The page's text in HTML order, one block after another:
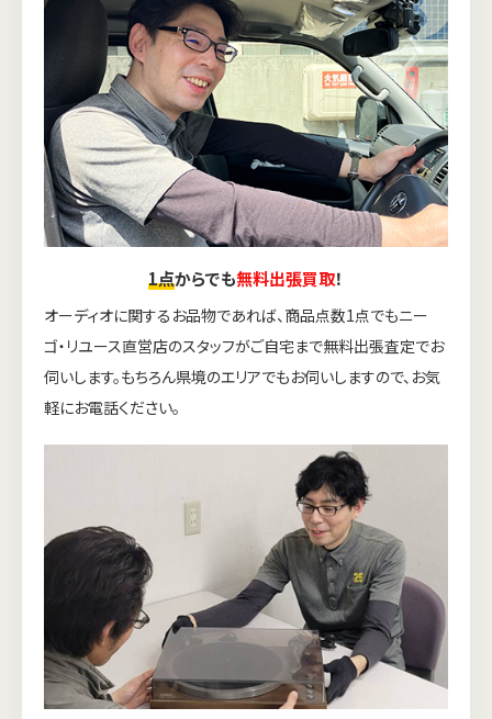
1点からでも無料出張買取！
オーディオに関するお品物であれば、商品点数1点でもニー
ゴ・リユース直営店のスタッフがご自宅まで無料出張査定でお
伺いします。もちろん県境のエリアでもお伺いしますので、お気
軽にお電話ください。